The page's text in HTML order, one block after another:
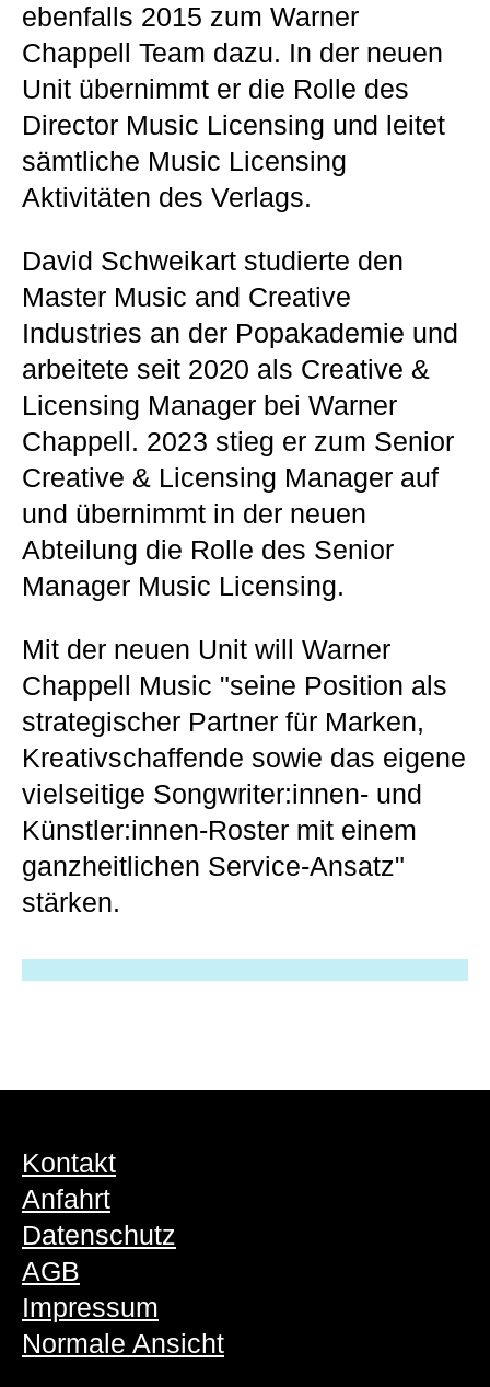
ebenfalls 2015 zum Warner
Chappell Team dazu. In der neuen
Unit übernimmt er die Rolle des
Director Music Licensing und leitet
sämtliche Music Licensing
Aktivitäten des Verlags.
David Schweikart studierte den
Master Music and Creative
Industries an der Popakademie und
arbeitete seit 2020 als Creative &
Licensing Manager bei Warner
Chappell. 2023 stieg er zum Senior
Creative & Licensing Manager auf
und übernimmt in der neuen
Abteilung die Rolle des Senior
Manager Music Licensing.
Mit der neuen Unit will Warner
Chappell Music "seine Position als
strategischer Partner für Marken,
Kreativschaffende sowie das eigene
vielseitige Songwriter:innen- und
Künstler:innen-Roster mit einem
ganzheitlichen Service-Ansatz"
stärken.
Kontakt
Anfahrt
Datenschutz
AGB
Impressum
Normale Ansicht